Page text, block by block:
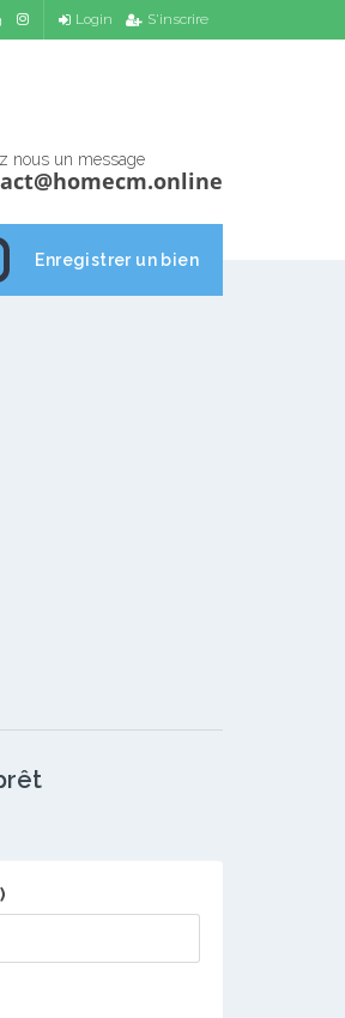
Login S'inscrire
nous un message
Enregistrer un bien